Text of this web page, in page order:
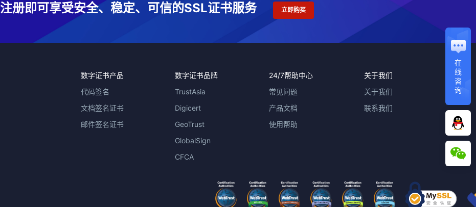
在
线
咨
询
注册即可享受安全、稳定、可信的SSL证书服务 立即购买
数字证书产品
代码签名
文档签名证书
邮件签名证书
数字证书品牌
TrustAsia
Digicert
GeoTrust
GlobalSign
CFCA
24/7帮助中心
常见问题
产品文档
使用帮助
关于我们
关于我们
联系我们